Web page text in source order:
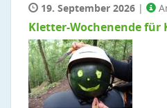
19. September 2026 |
Kletter-Wochenende für